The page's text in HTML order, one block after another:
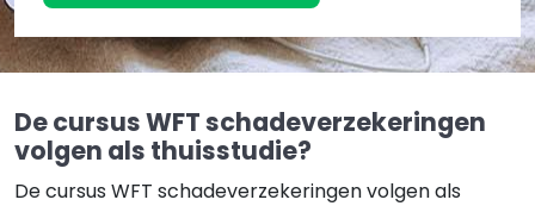
De cursus WFT schadeverzekeringen
volgen als thuisstudie?
De cursus WFT schadeverzekeringen volgen als